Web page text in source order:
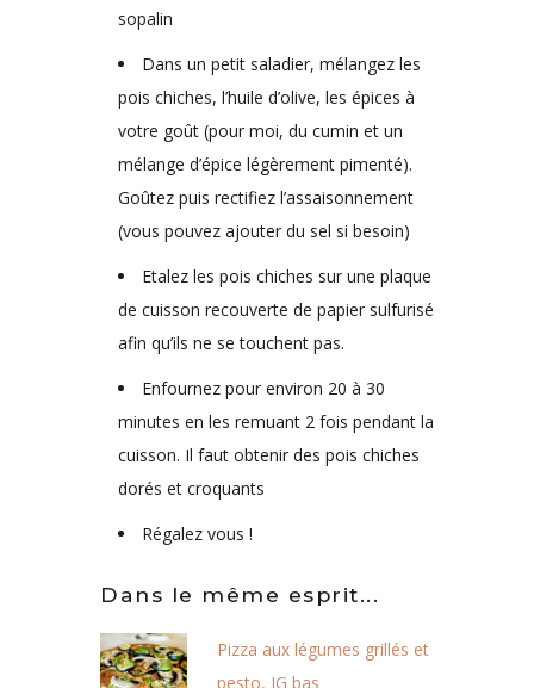
sopalin
Dans un petit saladier, mélangez les
pois chiches, l’huile d’olive, les épices à
votre goût (pour moi, du cumin et un
mélange d’épice légèrement pimenté).
Goûtez puis rectifiez l’assaisonnement
(vous pouvez ajouter du sel si besoin)
Etalez les pois chiches sur une plaque
de cuisson recouverte de papier sulfurisé
afin qu’ils ne se touchent pas.
Enfournez pour environ 20 à 30
minutes en les remuant 2 fois pendant la
cuisson. Il faut obtenir des pois chiches
dorés et croquants
Régalez vous !
Dans le même esprit...
Pizza aux légumes grillés et
pesto, IG bas